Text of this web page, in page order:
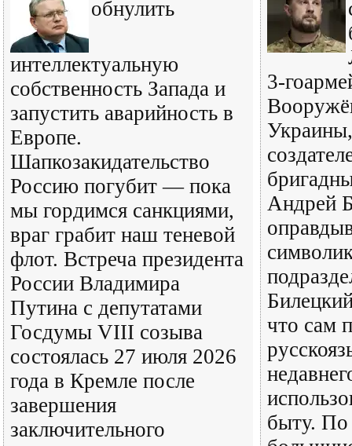
обнулить
интеллектуальную
собственность Запада и
запустить аварийность в
Европе.
Шапкозакидательство
Россию погубит — пока
мы гордимся санкциями,
враг грабит наш теневой
флот. Встреча президента
России Владимира
Путина с депутатами
Госдумы VIII созыва
состоялась 27 июля 2026
года в Кремле после
завершения
заключительного
3-
Андрей
что сам
быту. По